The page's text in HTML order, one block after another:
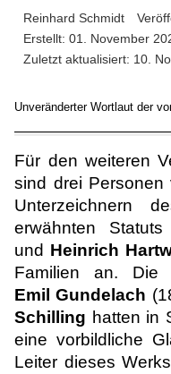
Reinhard Schmidt
Erstellt: 01. November
Zuletzt aktualisiert: 10.
Unveränderter Wortlaut der
Für den weiteren
sind drei
Unterzeichnern
erwähnten
und Heinrich
Familien an. Die
Emil Gundelach
Schilling hatten in
eine vorbildliche
Leiter dieses